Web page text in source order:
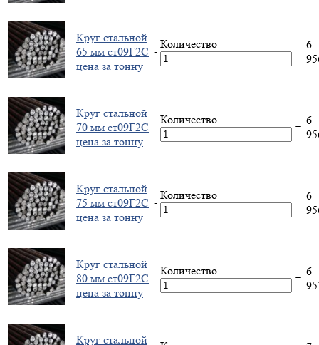
Круг стальной
65 мм ст09Г2С
цена за тонну
-
Количество
+ 6
Круг стальной
70 мм ст09Г2С
цена за тонну
-
Количество
+ 6
Круг стальной
75 мм ст09Г2С
цена за тонну
-
Количество
+ 6
Круг стальной
80 мм ст09Г2С
цена за тонну
-
Количество
+ 6
Круг стальной